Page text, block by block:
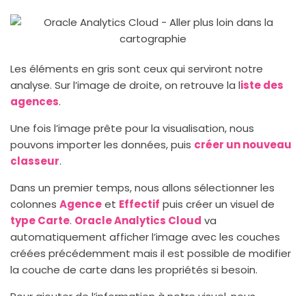
Les éléments en gris sont ceux qui serviront notre
analyse. Sur l’image de droite, on retrouve la liste des
agences.
Une fois l’image prête pour la visualisation, nous
pouvons importer les données, puis créer un nouveau
classeur.
Dans un premier temps, nous allons sélectionner les
colonnes Agenceet Effectif puis créer un visuel de
type Carte. Oracle Analytics Cloud va
automatiquement afficher l’image avec les couches
créées précédemment mais il est possible de modifier
la couche de carte dans les propriétés si besoin.